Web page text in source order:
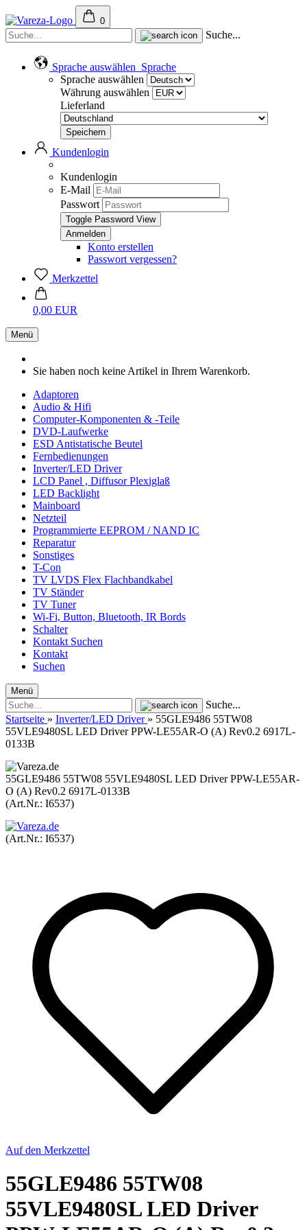
0
Suche...
Sprache auswählen Sprache
Sprache auswählen
Währung auswählen
Lieferland
Kundenlogin
Kundenlogin
E-Mail
Passwort
Toggle Password View
Konto erstellen
Passwort vergessen?
Merkzettel
0,00 EUR
Menü
Sie haben noch keine Artikel in Ihrem Warenkorb.
Adaptoren
Audio & Hifi
Computer-Komponenten & -Teile
DVD-Laufwerke
ESD Antistatische Beutel
Fernbedienungen
Inverter/LED Driver
LCD Panel , Diffusor Plexiglaß
LED Backlight
Mainboard
Netzteil
Programmierte EEPROM / NAND IC
Reparatur
Sonstiges
T-Con
TV LVDS Flex Flachbandkabel
TV Ständer
TV Tuner
Wi-Fi, Button, Bluetooth, IR Bords
Schalter
Kontakt Suchen
Kontakt
Suchen
Menü
Suche...
Startseite » Inverter/LED Driver » 55GLE9486 55TW08
55VLE9480SL LED Driver PPW-LE55AR-O (A) Rev0.2 6917L-
0133B
55GLE9486 55TW08 55VLE9480SL LED Driver PPW-LE55AR-
O (A) Rev0.2 6917L-0133B
(Art.Nr.: I6537)
(Art.Nr.: I6537)
Auf den Merkzettel
55GLE9486 55TW08
55VLE9480SL LED Driver